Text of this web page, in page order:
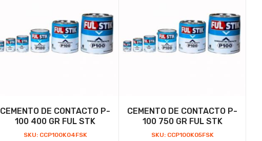
CEMENTO DE CONTACTO P-
100 400 GR FUL STK
SKU: CCP100K04FSK
CEMENTO DE CONTACTO P-
100 750 GR FUL STK
SKU: CCP100K05FSK